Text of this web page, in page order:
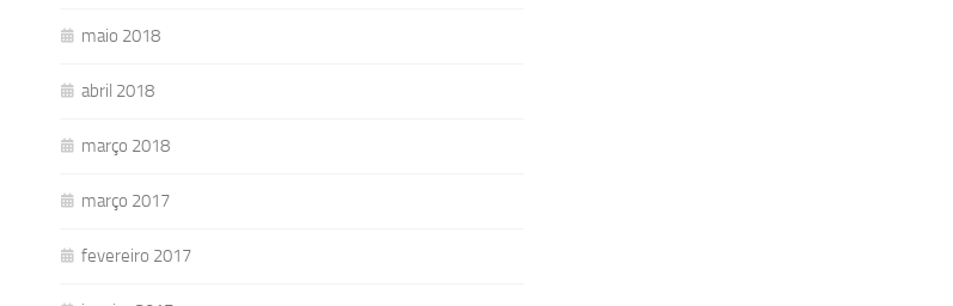
maio 2018
abril 2018
março 2018
março 2017
fevereiro 2017